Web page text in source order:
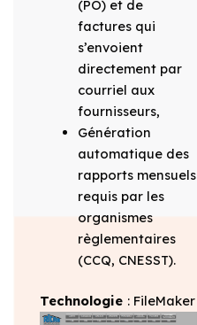
(PO) et de
factures qui
s’envoient
directement par
courriel aux
fournisseurs,
Génération
automatique des
rapports mensuels
requis par les
organismes
règlementaires
(CCQ, CNESST).
Technologie : FileMaker